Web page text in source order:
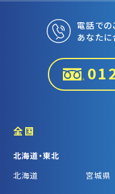
電話での
あなたに
全国
北海道・東北
北海道
宮城県